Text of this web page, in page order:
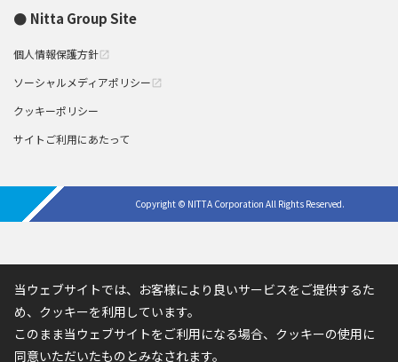
Nitta Group Site
個人情報保護方針 open_in_new
ソーシャルメディアポリシー open_in_new
クッキーポリシー
サイトご利用にあたって
Copyright © NITTA Corporation All Rights Reserved.
当ウェブサイトでは、お客様により良いサービスをご提供するた
め、クッキーを利用しています。
このまま当ウェブサイトをご利用になる場合、クッキーの使用に
同意いただいたものとみなされます。